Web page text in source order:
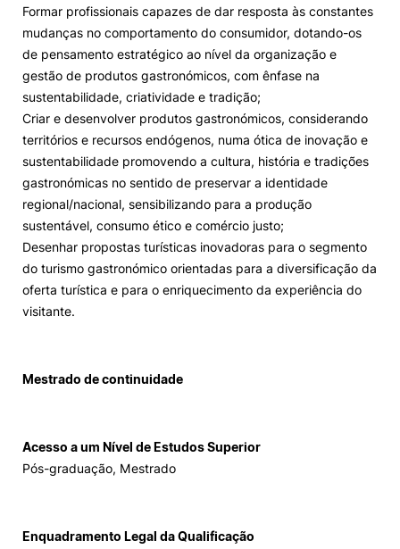
Formar profissionais capazes de dar resposta às constantes
mudanças no comportamento do consumidor, dotando-os
de pensamento estratégico ao nível da organização e
gestão de produtos gastronómicos, com ênfase na
sustentabilidade, criatividade e tradição;
Criar e desenvolver produtos gastronómicos, considerando
territórios e recursos endógenos, numa ótica de inovação e
sustentabilidade promovendo a cultura, história e tradições
gastronómicas no sentido de preservar a identidade
regional/nacional, sensibilizando para a produção
sustentável, consumo ético e comércio justo;
Desenhar propostas turísticas inovadoras para o segmento
do turismo gastronómico orientadas para a diversificação da
oferta turística e para o enriquecimento da experiência do
visitante.
Mestrado de continuidade
Acesso a um Nível de Estudos Superior
Pós-graduação, Mestrado
Enquadramento Legal da Qualificação